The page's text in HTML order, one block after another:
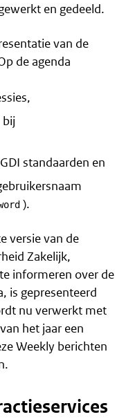
en gedeeld.
van de
de agenda
bij
standaarden en
).
versie van de
Zakelijk,
informeren over de
is gepresenteerd
nu verwerkt met
het jaar een
Weekly berichten